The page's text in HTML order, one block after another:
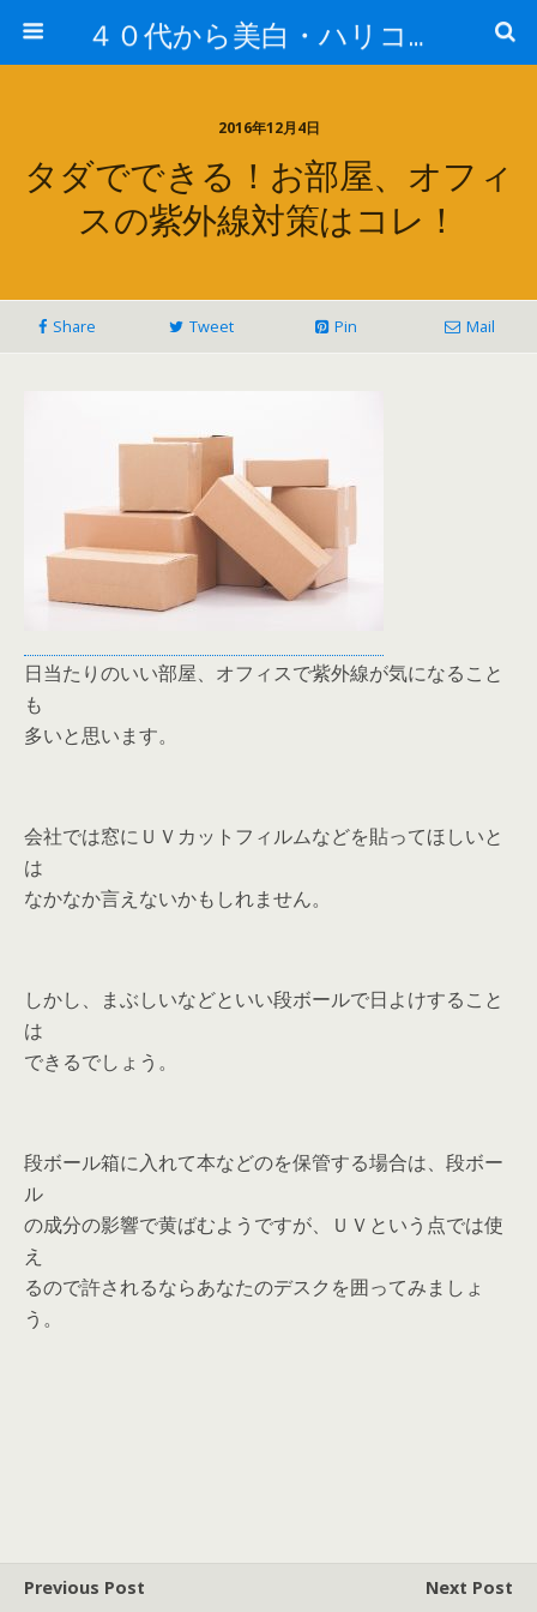
４０代から美白・ハリコスメですっぴん美肌にリカバリー！！
2016年12月4日
タダでできる！お部屋、オフィ
スの紫外線対策はコレ！
Share Tweet Pin Mail
日当たりのいい部屋、オフィスで紫外線が気になること
も
多いと思います。
会社では窓にＵＶカットフィルムなどを貼ってほしいと
は
なかなか言えないかもしれません。
しかし、まぶしいなどといい段ボールで日よけすること
は
できるでしょう。
段ボール箱に入れて本などのを保管する場合は、段ボー
ル
の成分の影響で黄ばむようですが、ＵＶという点では使
え
るので許されるならあなたのデスクを囲ってみましょ
う。
Previous Post
Next Post